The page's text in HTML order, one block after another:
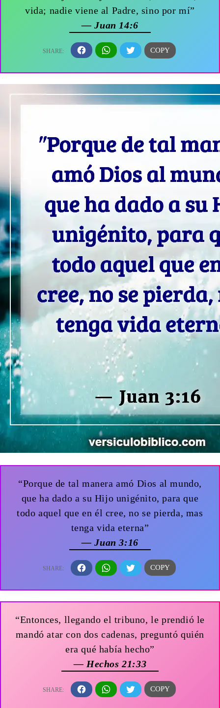
vida; nadie viene al Padre, sino por mí”
— Juan 14:6
“Porque de tal manera amó Dios al mundo,
que ha dado a su Hijo unigénito, para que
todo aquel que en él cree, no se pierda, mas
tenga vida eterna”
— Juan 3:16
“Entonces, llegando el tribuno, le prendió le
mandó atar con dos cadenas, preguntó quién
era qué había hecho”
— Hechos 21:33